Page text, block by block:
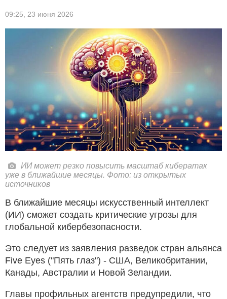
09:25, 23 июня 2026
ИИ может резко повысить масштаб кибератак
уже в ближайшие месяцы. Фото: из открытых
источников
В ближайшие месяцы искусственный интеллект
(ИИ) сможет создать критические угрозы для
глобальной кибербезопасности.
Это следует из заявления разведок стран альянса
Five Eyes ("Пять глаз") - США, Великобритании,
Канады, Австралии и Новой Зеландии.
Главы профильных агентств предупредили, что